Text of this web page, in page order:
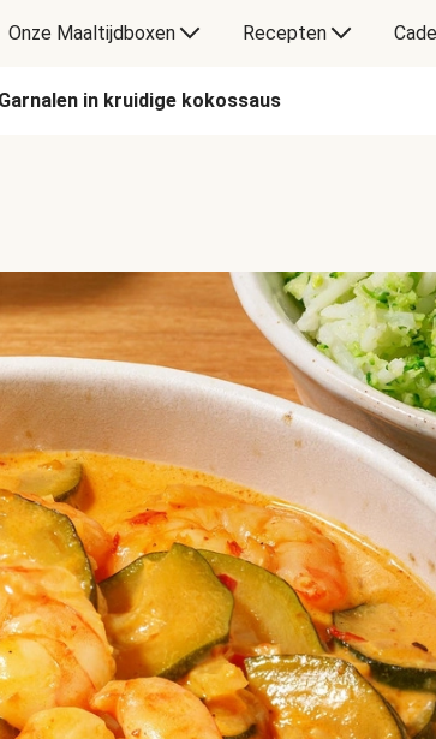
Onze Maaltijdboxen Recepten
Garnalen in kruidige kokossaus